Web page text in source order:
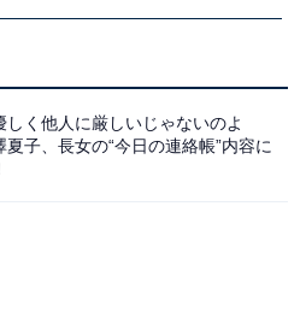
しく他人に厳しいじゃないのよ
夏子、長女の“今日の連絡帳”内容に